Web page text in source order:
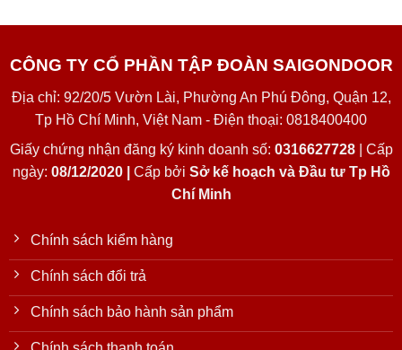
CÔNG TY CỔ PHẦN TẬP ĐOÀN SAIGONDOOR
Địa chỉ: 92/20/5 Vườn Lài, Phường An Phú Đông, Quận 12,
Tp Hồ Chí Minh, Việt Nam - Điện thoại: 0818400400
Giấy chứng nhận đăng ký kinh doanh số: 0316627728| Cấp
ngày: 08/12/2020 | Cấp bởi Sở kế hoạch và Đầu tư Tp Hồ
Chí Minh
Chính sách kiểm hàng
Chính sách đổi trả
Chính sách bảo hành sản phẩm